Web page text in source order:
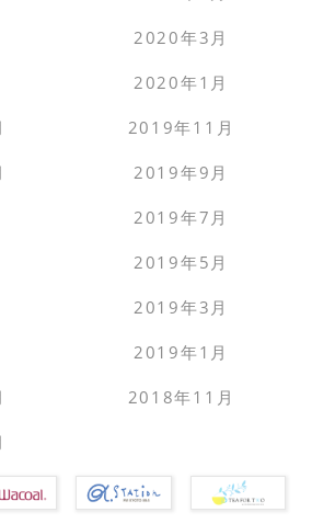
2020年3月
2020年1月
2019年11月
2019年9月
2019年7月
2019年5月
2019年3月
2019年1月
2018年11月